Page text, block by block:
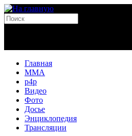
Главная
MMA
p4p
Видео
Фото
Досье
Энциклопедия
Трансляции